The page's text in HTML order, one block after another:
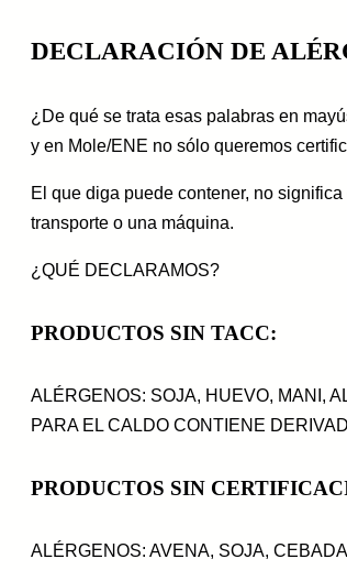
DECLARACIÓN DE
¿De qué se trata esas palabras en
y en Mole/ENE no sólo queremos
El que diga puede contener, no
transporte o una máquina.
¿QUÉ DECLARAMOS?
PRODUCTOS SIN TACC:
ALÉRGENOS: SOJA, HUEVO, MANI,
PARA EL CALDO CONTIENE
PRODUCTOS SIN
ALÉRGENOS: AVENA, SOJA,